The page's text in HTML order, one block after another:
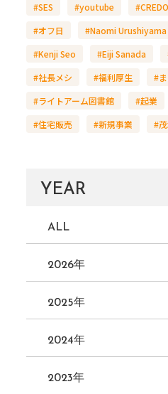
#SES
#youtube #CREDO
#オフ日
#Naomi Urushiyama
#Kenji Seo
#Eiji Sanada
#社長メシ
#福利厚生
#
#ライトアーム図書館
#起業
#住宅販売
#新規事業 #
YEAR
ALL
2026年
2025年
2024年
2023年